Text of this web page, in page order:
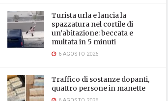
Turista urla e lancia la
spazzatura nel cortile di
un’abitazione: beccata e
multata in 5 minuti
6 AGOSTO 2026
Traffico di sostanze dopanti,
quattro persone in manette